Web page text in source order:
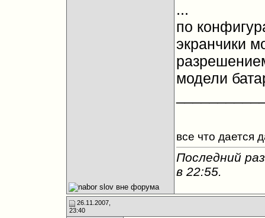
...
по
экранчики
модели
все что дается
Последний
в 22:55.
26.11.2007,
23:40